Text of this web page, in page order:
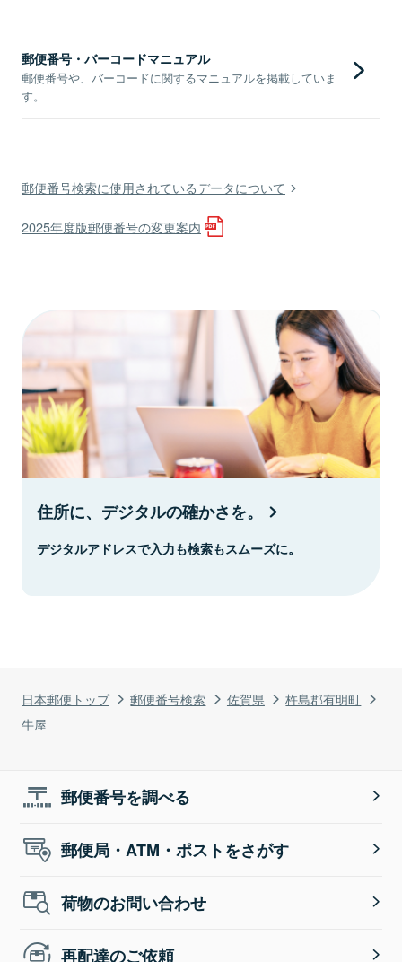
日本郵便トップ 郵便番号検索 佐賀県
杵島郡有明町
牛屋
郵便番号・バーコードマニュアル
郵便番号や、バーコードに関するマニュアルを掲載していま
す。
郵便番号検索に使用されているデータについて
2025年度版郵便番号の変更案内
住所に、デジタルの確かさを。
デジタルアドレスで入力も検索もスムーズに。
郵便番号を調べる
郵便局・ATM・ポストをさがす
荷物のお問い合わせ
再配達のご依頼